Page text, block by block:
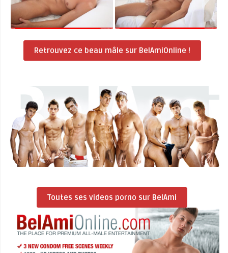
Retrouvez ce beau mâle sur BelAmiOnline !
Toutes ses videos porno sur BelAmi